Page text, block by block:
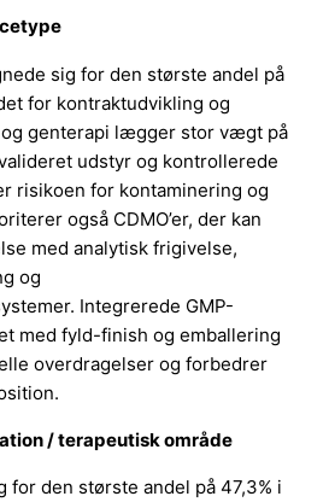
sig for den største andel på
for kontraktudvikling og
genterapi lægger stor vægt på
udstyr og kontrollerede
risikoen for kontaminering og
også CDMO’er, der kan
med analytisk frigivelse,
og
Integrerede GMP-
med fyld-finish og emballering
overdragelser og forbedrer
/ terapeutisk område
for den største andel på 47,3% i